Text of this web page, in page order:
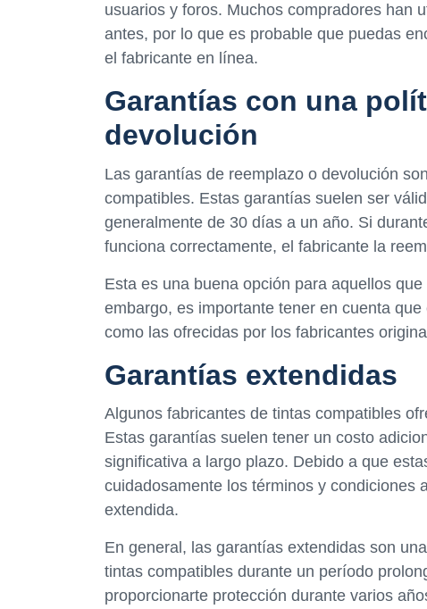
usuarios y foros. Muchos compradores han
antes, por lo que es probable que puedas
el fabricante en línea.
Garantías con una
devolución
Las garantías de reemplazo o devolución
compatibles. Estas garantías suelen ser
generalmente de 30 días a un año. Si
funciona correctamente, el fabricante la
Esta es una buena opción para aquellos
embargo, es importante tener en cuenta
como las ofrecidas por los fabricantes
Garantías extendidas
Algunos fabricantes de tintas compatibles
Estas garantías suelen tener un costo
significativa a largo plazo. Debido a que
cuidadosamente los términos y condiciones
extendida.
En general, las garantías extendidas son
tintas compatibles durante un período
proporcionarte protección durante varios